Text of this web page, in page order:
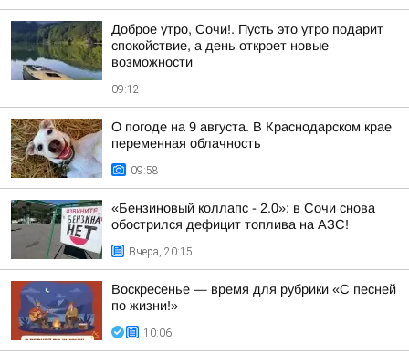
Доброе утро, Сочи!. Пусть это утро подарит
спокойствие, а день откроет новые
возможности
09:12
О погоде на 9 августа. В Краснодарском крае
переменная облачность
09:58
«Бензиновый коллапс - 2.0»: в Сочи снова
обострился дефицит топлива на АЗС!
Вчера, 20:15
Воскресенье — время для рубрики «С песней
по жизни!»
10:06